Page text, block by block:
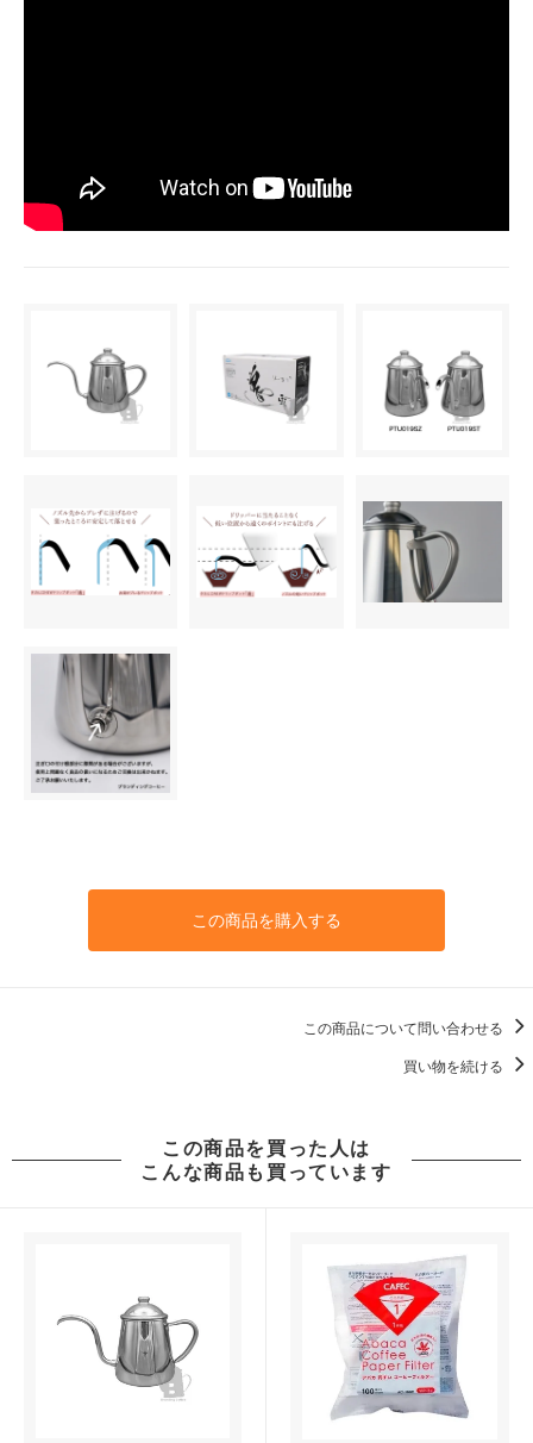
この商品を購入する
この商品について問い合わせる
買い物を続ける
この商品を買った人は
こんな商品も買っています